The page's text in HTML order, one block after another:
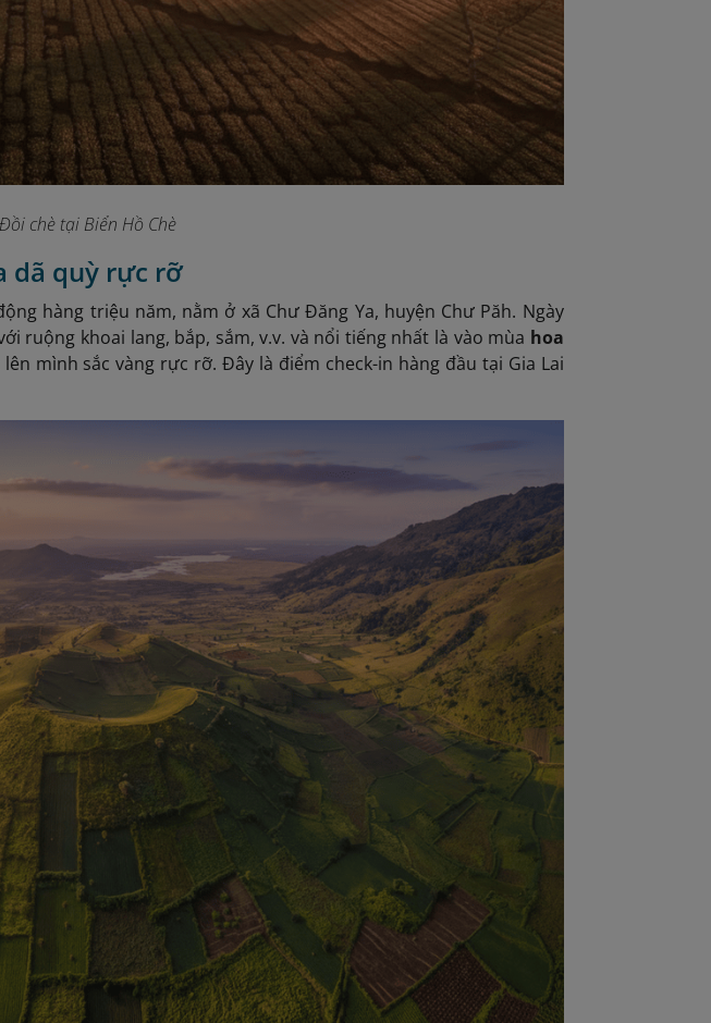
Đồi chè tại Biển Hồ Chè
dã quỳ rực rỡ
hàng triệu năm, nằm ở xã Chư Đăng Ya, huyện Chư Păh. Ngày
ruộng khoai lang, bắp, sắm, v.v. và nổi tiếng nhất là vào mùa hoa
mình sắc vàng rực rỡ. Đây là điểm check-in hàng đầu tại Gia Lai